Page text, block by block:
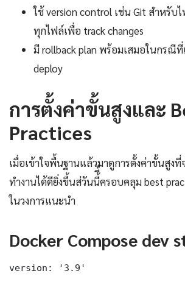
ใช้ version control เช่น Git สำหรับ
ทุกไฟล์เพื่อ track changes
มี rollback plan พร้อมเสมอในกรณี
deploy
การตั้งค่าขั้นสูงและ
Practices
เมื่อเข้าใจพื้นฐานแล้วมาดูการตั้งค่าขั้นสูง
ทำงานได้ดียิ่งขึ้นส่วันนี้ี้ครอบคลุม best
ในวงการแนะนำ
Docker Compose dev
version: '3.9'